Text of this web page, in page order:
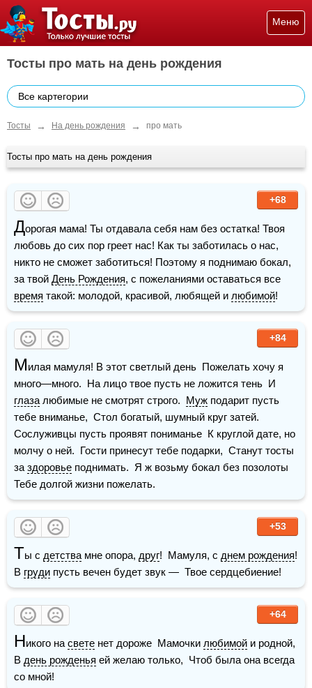
Меню
Тосты про мать на день рождения
Все картегории
Тосты → На день рождения → про мать
Тосты про мать на день рождения
+68
Дорогая мама! Ты отдавала себя нам без остатка! Твоя
любовь до сих пор греет нас! Как ты заботилась о нас,
никто не сможет заботиться! Поэтому я поднимаю бокал,
за твой День Рождения
время такой: молодой, красивой, любящей и любимой!
+84
Милая мамуля! В этот светлый день  Пожелать хочу я
глаза любимые не смотрят строго. Муж подарит пусть
тебе вниманье,  Стол богатый, шумный круг затей.
Сослуживцы пусть проявят пониманье  К круглой дате, но
молчу о ней.  Гости принесут тебе подарки,  Станут тосты
за здоровье поднимать.  Я ж возьму бокал без позолоты
Тебе долгой жизни пожелать.
+53
Ты с детства мне опора, друг!  Мамуля, с днем рождения!
В груди пусть вечен будет звук —  Твое сердцебиение!
+64
Никого на свете нет дороже  Мамочки любимой и родной,
В день рожденья ей желаю только,  Чтоб была она всегда
со мной!